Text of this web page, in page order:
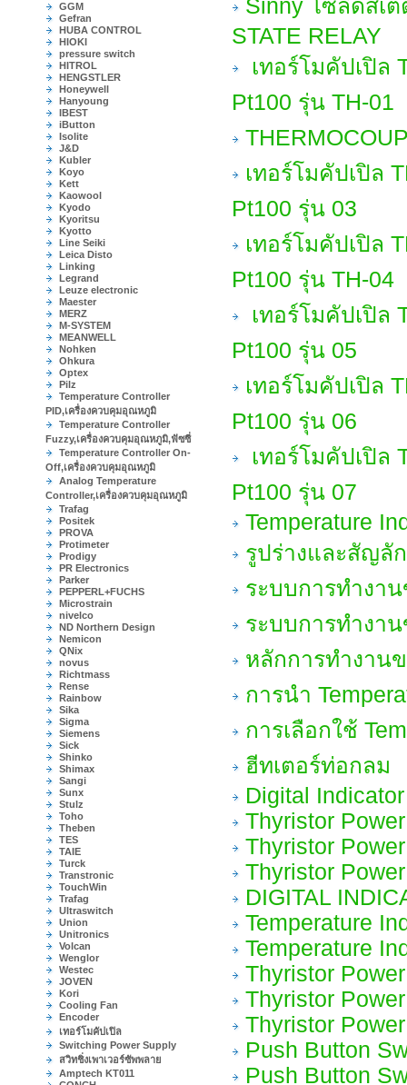
GGM
Gefran
HUBA CONTROL
HIOKI
pressure switch
HITROL
HENGSTLER
Honeywell
Hanyoung
IBEST
iButton
Isolite
J&D
Kubler
Koyo
Kett
Kaowool
Kyodo
Kyoritsu
Kyotto
Line Seiki
Leica Disto
Linking
Legrand
Leuze electronic
Maester
MERZ
M-SYSTEM
MEANWELL
Nohken
Ohkura
Optex
Pilz
Temperature Controller
PID,เครื่องควบคุมอุณหภูมิ
Temperature Controller
Fuzzy,เครื่องควบคุมอุณหภูมิ,ฟัซซี่
Temperature Controller On-
Off,เครื่องควบคุมอุณหภูมิ
Analog Temperature
Controller,เครื่องควบคุมอุณหภูมิ
Trafag
Positek
PROVA
Protimeter
Prodigy
PR Electronics
Parker
PEPPERL+FUCHS
Microstrain
nivelco
ND Northern Design
Nemicon
QNix
novus
Richtmass
Rense
Rainbow
Sika
Sigma
Siemens
Sick
Shinko
Shimax
Sangi
Sunx
Stulz
Toho
Theben
TES
TAIE
Turck
Transtronic
TouchWin
Trafag
Ultraswitch
Union
Unitronics
Volcan
Wenglor
Westec
JOVEN
Kori
Cooling Fan
Encoder
เทอร์โมคัปเปิล
Switching Power Supply
สวิทชิ่งเพาเวอร์ซัพพลาย
Amptech KT011
Sinny โซลิดสเ
STATE RELAY
เทอร์โมคัปเปิล
Pt100 รุ่น TH-01
เทอร์โมคัปเปิล
Pt100 รุ่น 03
เทอร์โมคัปเปิล
Pt100 รุ่น TH-04
เทอร์โมคัปเปิล
Pt100 รุ่น 05
เทอร์โมคัปเปิล
Pt100 รุ่น 06
เทอร์โมคัปเปิล
Pt100 รุ่น 07
Temperature
รูปร่างและสัญ
ระบบการทำงา
ระบบการทำงา
หลักการทำงาน
การนำ
การเลือกใช้
ฮีทเตอร์ท่อกลม
Digital
Thyristor
Thyristor
Thyristor
DIGITAL
Temperature
Temperature
Thyristor
Thyristor
Thyristor
Push Button
Push Button